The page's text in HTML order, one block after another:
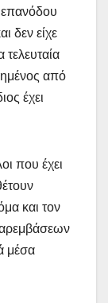
δεν είχε
τελευταία
από
έχει
που έχει
και τον
μέσα